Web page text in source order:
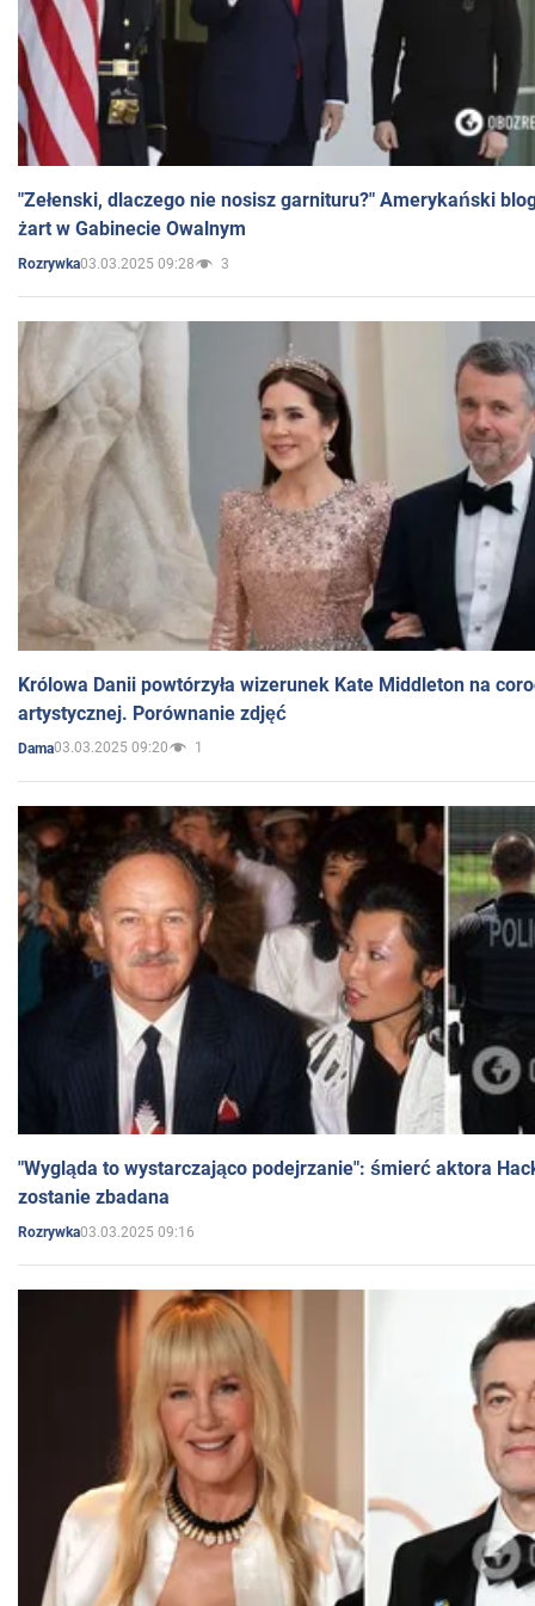
"Zełenski, dlaczego nie nosisz garnituru?" Amerykański
żart w Gabinecie Owalnym
Rozrywka03.03.2025 09:28 3
Królowa Danii powtórzyła wizerunek Kate Middleton na
artystycznej. Porównanie zdjęć
Dama03.03.2025 09:20 1
"Wygląda to wystarczająco podejrzanie": śmierć aktora
zostanie zbadana
Rozrywka03.03.2025 09:16